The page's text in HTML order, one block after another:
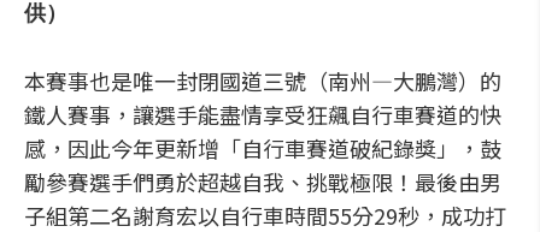
供）
本賽事也是唯一封閉國道三號（南州—大鵬灣）的
鐵人賽事，讓選手能盡情享受狂飆自行車賽道的快
感，因此今年更新增「自行車賽道破紀錄獎」，鼓
勵參賽選手們勇於超越自我、挑戰極限！最後由男
子組第二名謝育宏以自行車時間55分29秒，成功打